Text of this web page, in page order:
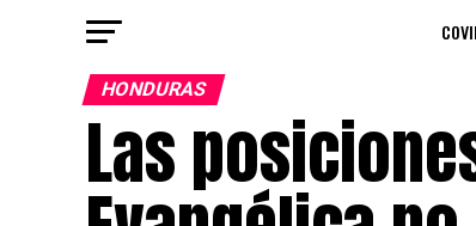
HONDURAS
Las